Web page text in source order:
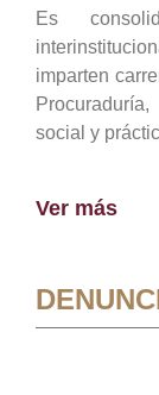
Es
imparten
social y
Ver más